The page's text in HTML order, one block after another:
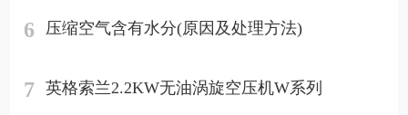
6 压缩空气含有水分(原因及处理方法)
7 英格索兰2.2KW无油涡旋空压机W系列